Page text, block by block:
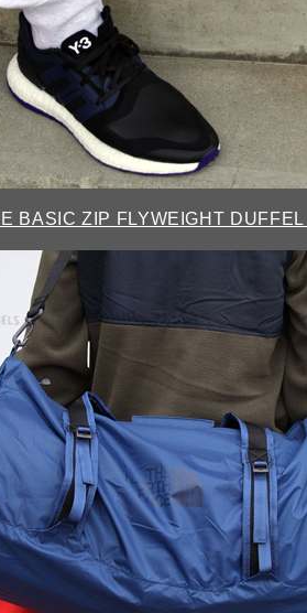
BASIC ZIP FLYWEIGHT